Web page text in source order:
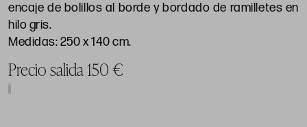
encaje de bolillos al borde y bordado de ramilletes en
hilo gris.
Medidas: 250 x 140 cm.
Precio salida 150 €